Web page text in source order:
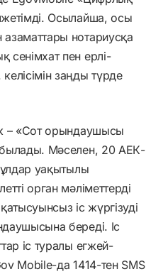
Осылайша, осы
нотариусқа
пен ерлі-
заңды түрде
– «Сот орындаушысы
Мәселен, 20 АЕК-
уақытылы
орган мәліметтерді
іс жүргізуді
береді. Іс
іс туралы егжей-
Mobile-да 1414-тен SMS